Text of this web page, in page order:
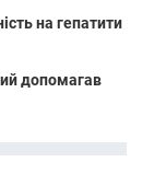
на гепатити
допомагав